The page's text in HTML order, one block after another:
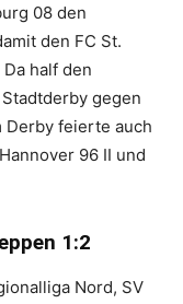
08 den
den FC St.
half den
gegen
Derby feierte auch
96 II und
1:2
Nord, SV